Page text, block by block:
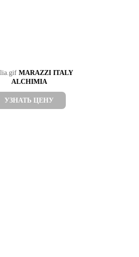
MARAZZI ITALY
ALCHIMIA
УЗНАТЬ ЦЕНУ